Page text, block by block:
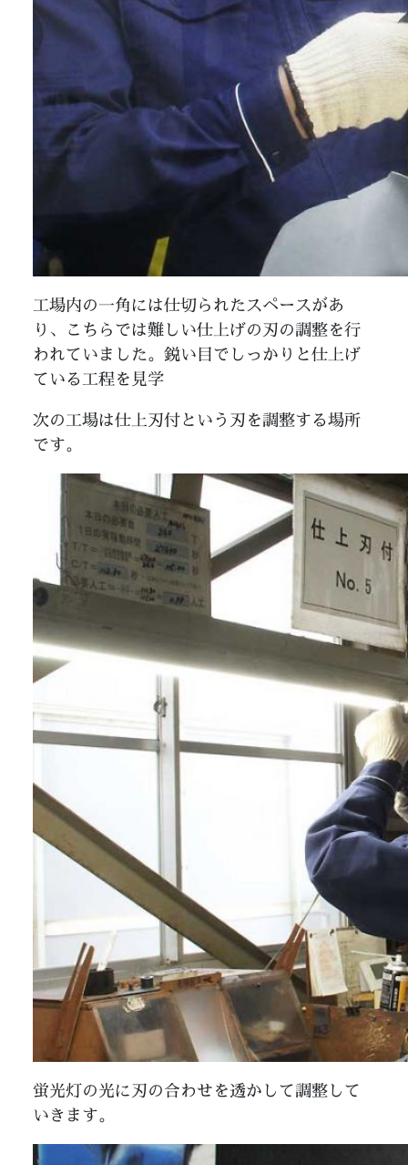
工場内の一角には仕切られたスペースがあ
り、こちらでは難しい仕上げの刃の調整を行
われていました。鋭い目でしっかりと仕上げ
ている工程を見学
次の工場は仕上刃付という刃を調整する場所
です。
蛍光灯の光に刃の合わせを透かして調整して
いきます。